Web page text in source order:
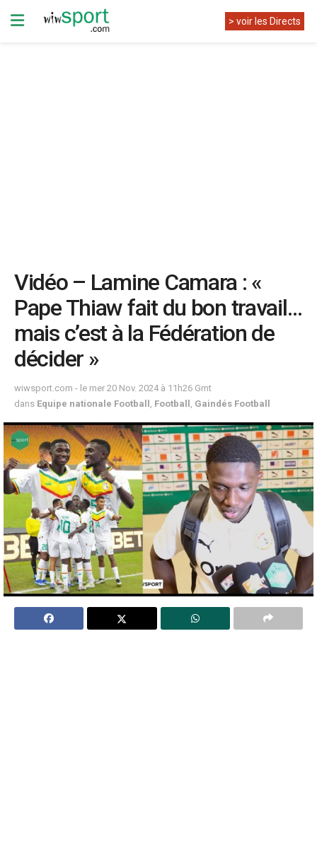
> voir les Directs
Vidéo – Lamine Camara : «
Pape Thiaw fait du bon travail…
mais c’est à la Fédération de
décider »
wiwsport.com - le mer 20 Nov. 2024 à 11h26 Gmt
dans Equipe nationale Football Football Gaindés Football